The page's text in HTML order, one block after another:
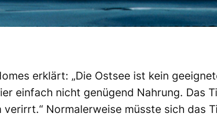
erklärt: „Die Ostsee ist kein
einfach nicht genügend Nahrung. Das
Normalerweise müsste sich das